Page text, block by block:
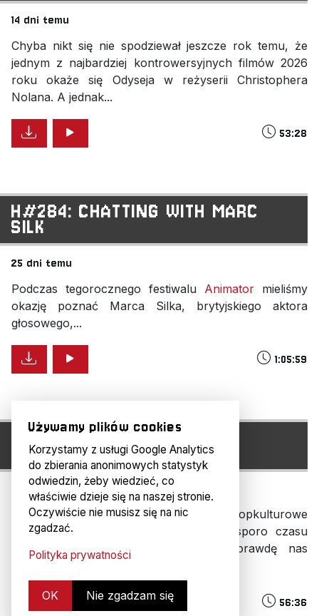
14 dni temu
Chyba nikt się nie spodziewał jeszcze rok temu, że
jednym z najbardziej kontrowersyjnych filmów 2026
roku okaże się Odyseja w reżyserii Christophera
Nolana. A jednak...
53:28
H#284: CHATTING WITH MARC
SILK
25 dni temu
Podczas tegorocznego festiwalu Animator mieliśmy
okazję poznać Marca Silka, brytyjskiego aktora
głosowego,...
1:05:59
H#283: DISCLOSURE DAY,
CZYLI...
miesiąc temu
Steven Spielberg ukształtował nasze popkulturowe
dzieciństwo i nauczył magii kina. Ale sporo czasu
minęło, od kiedy tytan reżyserii naprawdę nas
zachwycił. Z nadzieją...
56:36
Używamy plików cookies
Korzystamy z usługi Google Analytics
do zbierania anonimowych statystyk
odwiedzin, żeby wiedzieć, co
właściwie dzieje się na naszej stronie.
Oczywiście nie musisz się na nic
zgadzać.
Polityka prywatności
OK Nie zgadzam się